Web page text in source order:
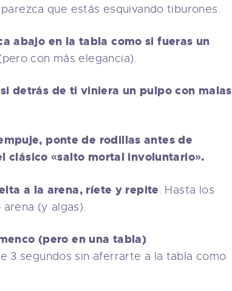
que estás esquivando tiburones.
abajo en la tabla como si fueras un
con más elegancia).
detrás de ti viniera un pulpo con malas
ponte de rodillas antes de
clásico «salto mortal involuntario».
a la arena, ríete y repite. Hasta los
(y algas).
(pero en una tabla)
3 segundos sin aferrarte a la tabla como